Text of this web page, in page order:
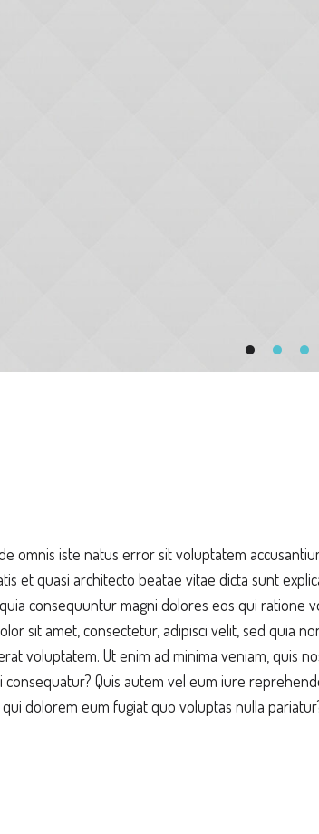
omnis iste natus error sit voluptatem
et quasi architecto beatae vitae dicta sunt
consequuntur magni dolores eos qui ratione
sit amet, consectetur, adipisci velit, sed quia
voluptatem. Ut enim ad minima veniam, quis
consequatur? Quis autem vel eum iure
dolorem eum fugiat quo voluptas nulla